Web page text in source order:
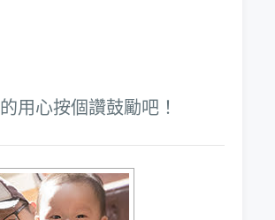
用心按個讚鼓勵吧！